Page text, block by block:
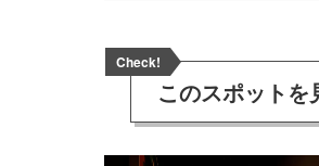
Check!
このスポットを